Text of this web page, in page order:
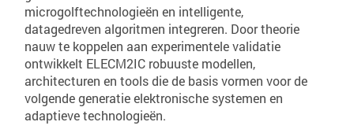
microgolftechnologieën en intelligente,
datagedreven algoritmen integreren. Door theorie
nauw te koppelen aan experimentele validatie
ontwikkelt ELECM2IC robuuste modellen,
architecturen en tools die de basis vormen voor de
volgende generatie elektronische systemen en
adaptieve technologieën.